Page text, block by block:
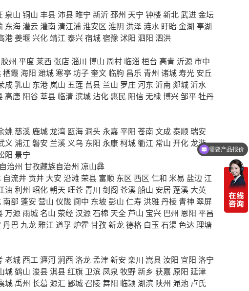
泉山 铜山 丰县 沛县 睢宁 新沂邳州 天宁 钟楼 新北武进金坛
东海灌云灌南 清江浦淮安区 淮阴 洪泽 涟水 盱眙金湖 亭湖
港姜堰兴化靖江 泰兴宿城宿豫 沭阳 泗阳 泗洪
胶州 平度 莱西 张店 淄川 博山 周村 临淄 桓台 高青 沂源市中
栖霞 海阳 潍城 寒亭 坊子奎文 临朐 昌乐 青州 诸城寿光 安丘
成乳山 东港 岚山 五莲 莒县 兰山 罗庄河东 沂南 郯城 沂水
高唐 阳谷莘县 临清滨城 沾化 惠民 阳信无棣博兴邹平牡丹
姚 慈溪 鹿城龙湾 瓯海洞头 永嘉 平阳 苍南 文成泰顺瑞安
义 浦江 磐安 兰溪 义乌 东阳 永康柯城衢江 常山 开化龙游
阳 景宁
治州 甘孜藏族自治州 凉山彝
自流井 贡井 大安 沿滩 荣县 富顺 东区 西区 仁和 米易 盐边 江
油 利州 昭化朝天 旺苍 青川 剑阁 苍溪船山 安居 蓬溪 大英
南部 蓬安 营山 仪陇 阆中 东坡彭山 仁寿 洪雅丹棱 青神 翠屏
万源雨城 名山 荥经汉源石棉 天全 芦山 宝兴 巴州 恩阳 平昌
丹巴 九龙雅江 道孚炉霍 甘孜新龙德格 白玉 石渠色达 理塘
老城 西工瀍河涧西 洛龙 孟津新安 栾川 嵩县 汝阳 宜阳 洛宁
城鹤山 浚县淇县红旗 卫滨 凤泉 牧野新乡 获嘉 原阳 延津
城 禹州 长葛 源汇 郾城召陵舞阳 临颍 湖滨 陕州 渑池 卢氏
可以定制方案吗？